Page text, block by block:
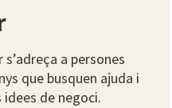
a persones
que busquen ajuda i
de negoci.